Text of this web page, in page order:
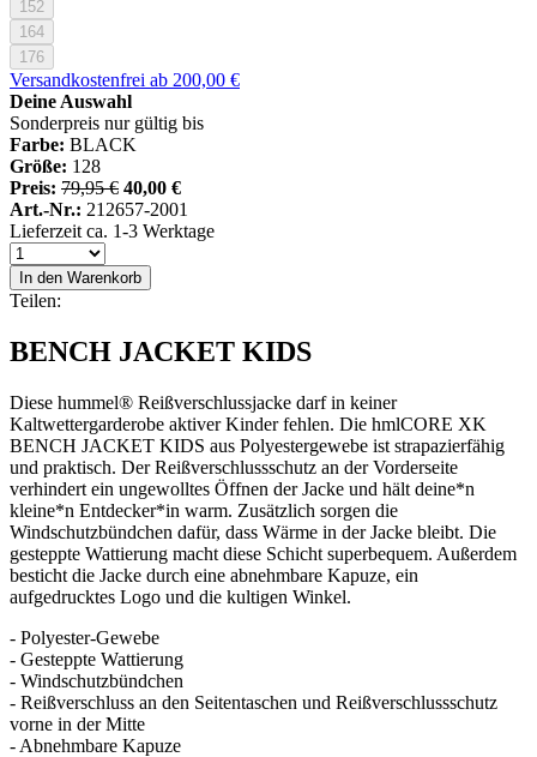
152
164
176
Versandkostenfrei ab 200,00 €
Deine Auswahl
Sonderpreis nur gültig bis
Farbe: BLACK
Größe: 128
Preis: 79,95 € 40,00 €
Art.-Nr.: 212657-2001
Lieferzeit ca. 1-3 Werktage
In den Warenkorb
Teilen:
BENCH JACKET KIDS
Diese hummel® Reißverschlussjacke darf in keiner
Kaltwettergarderobe aktiver Kinder fehlen. Die hmlCORE XK
BENCH JACKET KIDS aus Polyestergewebe ist strapazierfähig
und praktisch. Der Reißverschlussschutz an der Vorderseite
verhindert ein ungewolltes Öffnen der Jacke und hält deine*n
kleine*n Entdecker*in warm. Zusätzlich sorgen die
Windschutzbündchen dafür, dass Wärme in der Jacke bleibt. Die
gesteppte Wattierung macht diese Schicht superbequem. Außerdem
besticht die Jacke durch eine abnehmbare Kapuze, ein
aufgedrucktes Logo und die kultigen Winkel.
- Polyester-Gewebe
- Gesteppte Wattierung
- Windschutzbündchen
- Reißverschluss an den Seitentaschen und Reißverschlussschutz
vorne in der Mitte
- Abnehmbare Kapuze